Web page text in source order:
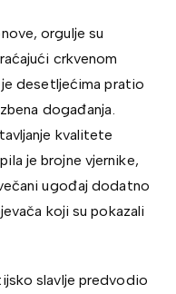
orgulje su
crkvenom
desetljećima pratio
događanja.
kvalitete
je brojne vjernike,
ugođaj dodatno
koji su pokazali
slavlje predvodio